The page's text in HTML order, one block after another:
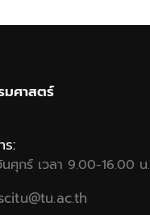
มศาสตร์
ร:
ศุกร์ เวลา 9.00-16.00 น.